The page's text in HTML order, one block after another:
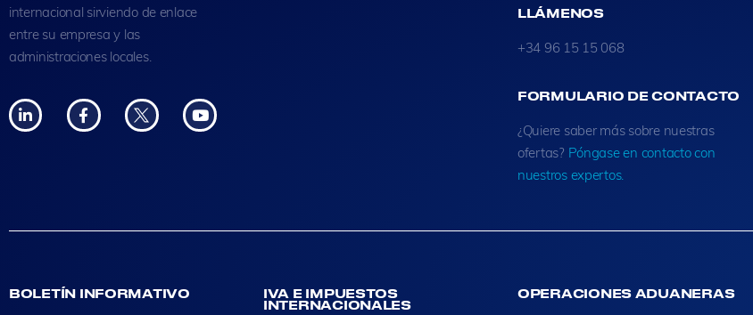
internacional sirviendo de enlace
entre su empresa y las
administraciones locales.
LLÁMENOS
+34 96 15 15 068
FORMULARIO DE CONTACTO
¿Quiere saber más sobre nuestras
ofertas? Póngase en contacto con
nuestros expertos.
BOLETÍN INFORMATIVO IVA E IMPUESTOS
INTERNACIONALES
OPERACIONES ADUANERAS